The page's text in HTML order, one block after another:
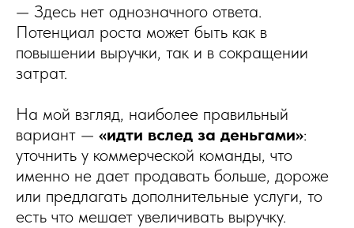
— Здесь нет однозначного ответа.
Потенциал роста может быть как в
повышении выручки, так и в сокращении
затрат.
На мой взгляд, наиболее правильный
вариант — «идти вслед за деньгами»:
уточнить у коммерческой команды, что
именно не дает продавать больше, дороже
или предлагать дополнительные услуги, то
есть что мешает увеличивать выручку.